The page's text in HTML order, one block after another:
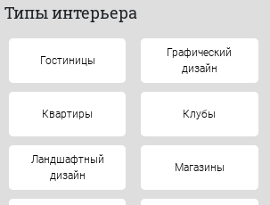
Типы интерьера
Гостиницы
Графический
дизайн
Квартиры Клубы
Ландшафтный
дизайн
Магазины